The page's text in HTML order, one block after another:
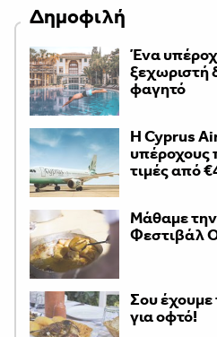
Δημοφιλή
Ένα
ξεχωριστή
φαγητό
H Cyprus
υπέροχους
τιμές από
Μάθαμε την
Φεστιβάλ
Σου έχουμε
για οφτό!